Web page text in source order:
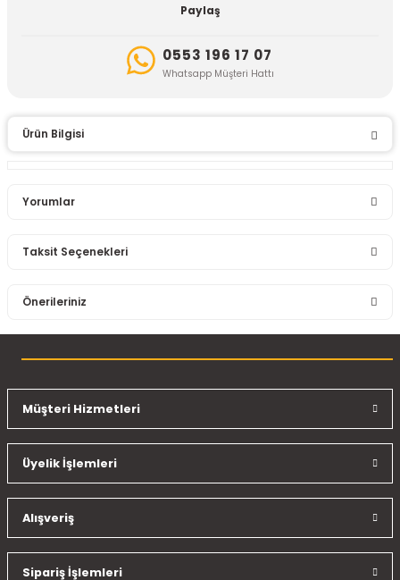
Paylaş
0553 196 17 07
Whatsapp Müşteri Hattı
Ürün Bilgisi
Yorumlar
Taksit Seçenekleri
Önerileriniz
konularda yetersiz gördüğünüz noktaları öneri formunu
Ürün resmi kalitesiz, bozuk veya görüntülenemiyor.
Ürün açıklamasında eksik bilgiler bulunuyor.
Ürün fiyatı diğer sitelerden daha pahalı.
Bu ürüne benzer farklı alternatifler olmalı.
Müşteri Hizmetleri
Üyelik İşlemleri
Alışveriş
Sipariş İşlemleri